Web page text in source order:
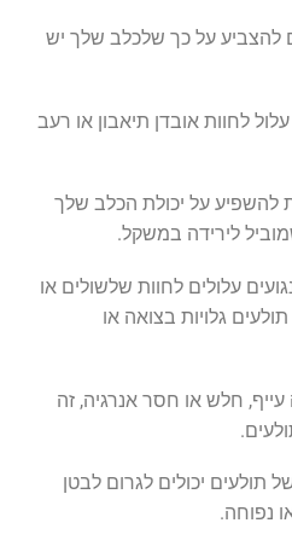
להצביע על כך שלכלב שלך יש
לחוות אובדן תיאבון או רעב
להשפיע על יכולת הכלב שלך
לירידה במשקל.
עלולים לחוות שלשולים או
גלויות בצואה או
חלש או חסר אנרגיה, זה
תולעים יכולים לגרום לבטן
נפוחה.